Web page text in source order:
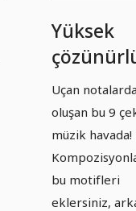
Yüksek
resimler,
dokular
düşen
notalar 2
Uçan
oluşan bu 9
müzik havada!
bu motifleri
eklersiniz,